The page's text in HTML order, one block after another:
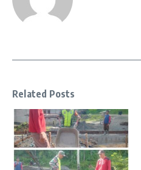
Related Posts